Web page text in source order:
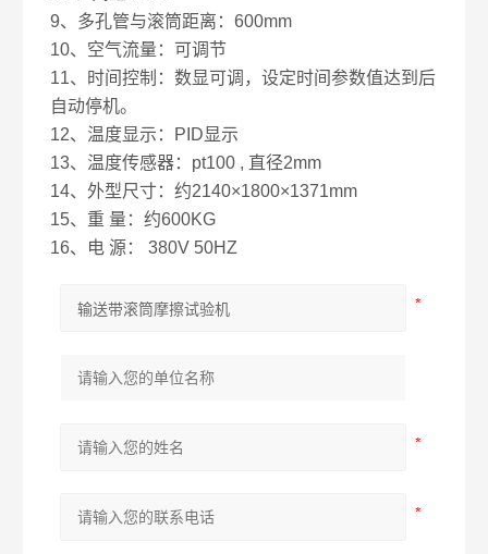
9、多孔管与滚筒距离：600mm
10、空气流量：可调节
11、时间控制：数显可调，设定时间参数值达到后
自动停机。
12、温度显示：PID显示
13、温度传感器：pt100 , 直径2mm
14、外型尺寸：约2140×1800×1371mm
15、重 量：约600KG
16、电 源： 380V 50HZ